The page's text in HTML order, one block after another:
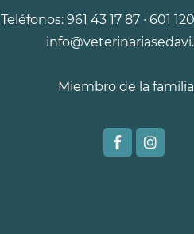
Teléfonos: 961 43 17 87 · 601
Miembro de la familia